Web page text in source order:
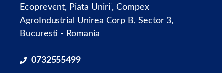
Ecoprevent, Piata Unirii, Compex
AgroIndustrial Unirea Corp B, Sector 3,
Bucuresti - Romania
0732555499